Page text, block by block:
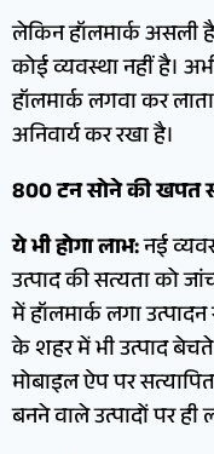
लेकिन हॉलमार्क असली
कोई व्यवस्था नहीं है।
हॉलमार्क लगवा कर
अनिवार्य कर रखा है।
800 टन सोने की खपत
ये भी होगा लाभ:नई
उत्पाद की सत्यता को
में हॉलमार्क लगा
के शहर में भी उत्पाद
मोबाइल ऐप पर
बनने वाले उत्पादों पर ही